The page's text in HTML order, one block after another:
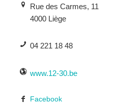
Rue des Carmes, 11
4000 Liège
04 221 18 48
www.12-30.be
Facebook